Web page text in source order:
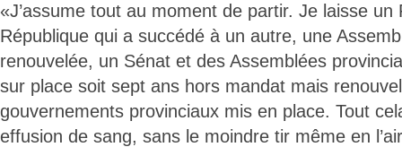
«J’assume tout au moment de partir. Je laisse un
République qui a succédé à un autre, une
renouvelée, un Sénat et des Assemblées
sur place soit sept ans hors mandat mais
gouvernements provinciaux mis en place. Tout
effusion de sang, sans le moindre tir même en